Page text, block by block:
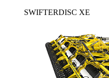
SWIFTERDISC XE